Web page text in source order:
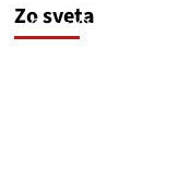
Zo sveta
JNS